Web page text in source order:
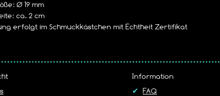
Ø 19 mm
ca. 2 cm
erfolgt im Schmuckkästchen mit Echtheit Zertifikat
Information
✔ FAQ